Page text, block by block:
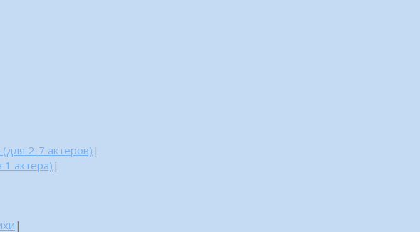
2-7 актеров) |
1 актера) |
|